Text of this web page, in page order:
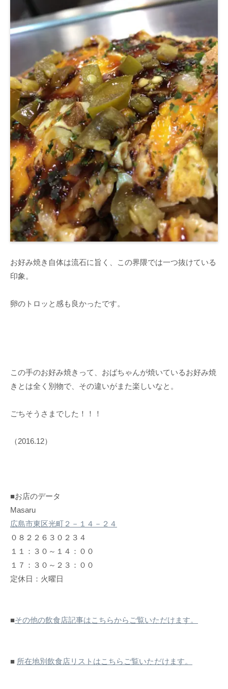
お好み焼き自体は流石に旨く、この界隈では一つ抜けている
印象。
卵のトロッと感も良かったです。
この手のお好み焼きって、おばちゃんが焼いているお好み焼
きとは全く別物で、その違いがまた楽しいなと。
ごちそうさまでした！！！
（2016.12）
■お店のデータ
Masaru
広島市東区光町２－１４－２４
０８２２６３０２３４
１１：３０～１４：００
１７：３０～２３：００
定休日：火曜日
■その他の飲食店記事はこちらからご覧いただけます。
■ 所在地別飲食店リストはこちらご覧いただけます。